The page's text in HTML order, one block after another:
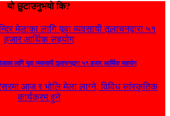
यो छुटाउनुभयो कि?
लागि यूवा व्यवसायी तूलाचनद्वारा ५१ हजार आर्थिक सहयोग